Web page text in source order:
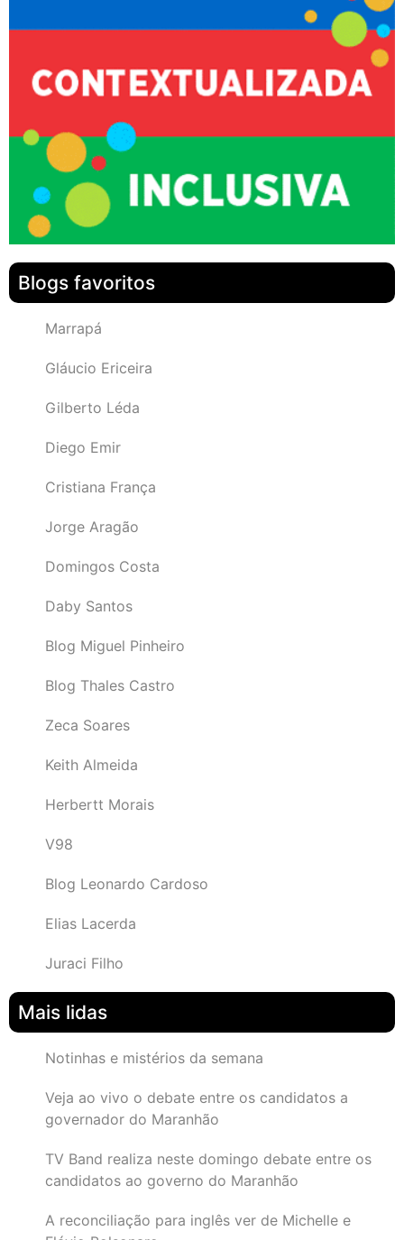
Blogs favoritos
Marrapá
Gláucio Ericeira
Gilberto Léda
Diego Emir
Cristiana França
Jorge Aragão
Domingos Costa
Daby Santos
Blog Miguel Pinheiro
Blog Thales Castro
Zeca Soares
Keith Almeida
Herbertt Morais
V98
Blog Leonardo Cardoso
Elias Lacerda
Juraci Filho
Mais lidas
Notinhas e mistérios da semana
Veja ao vivo o debate entre os candidatos a
governador do Maranhão
TV Band realiza neste domingo debate entre os
candidatos ao governo do Maranhão
A reconciliação para inglês ver de Michelle e